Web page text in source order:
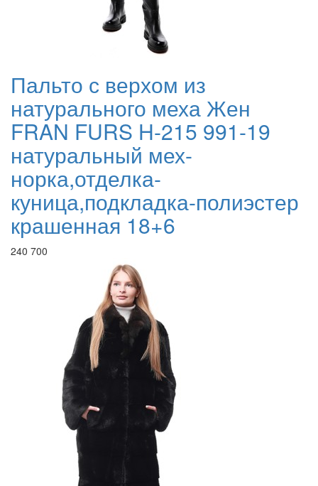
Пальто с верхом из
натурального меха Жен
FRAN FURS H-215 991-19
натуральный мех-
норка,отделка-
куница,подкладка-полиэстер
крашенная 18+6
240 700